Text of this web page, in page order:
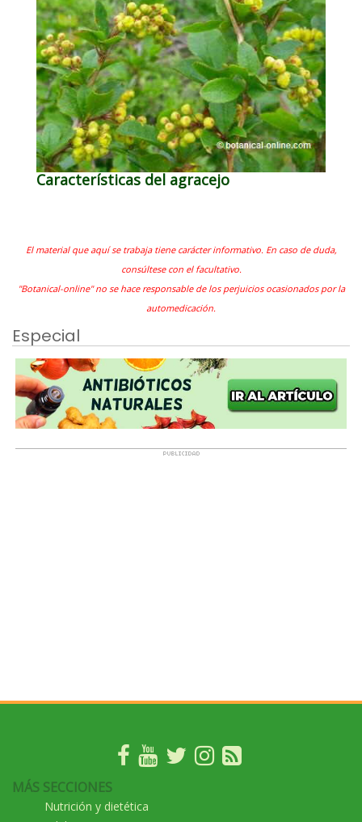
Características del agracejo
El material que aquí se trabaja tiene carácter informativo. En caso de duda,
consúltese con el facultativo.
"Botanical-online" no se hace responsable de los perjuicios ocasionados por la
automedicación.
Especial
MÁS SECCIONES
Nutrición y dietética